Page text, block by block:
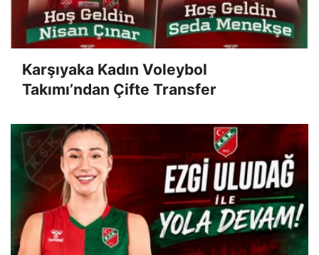
Karşıyaka Kadın Voleybol
Takımı’ndan Çifte Transfer